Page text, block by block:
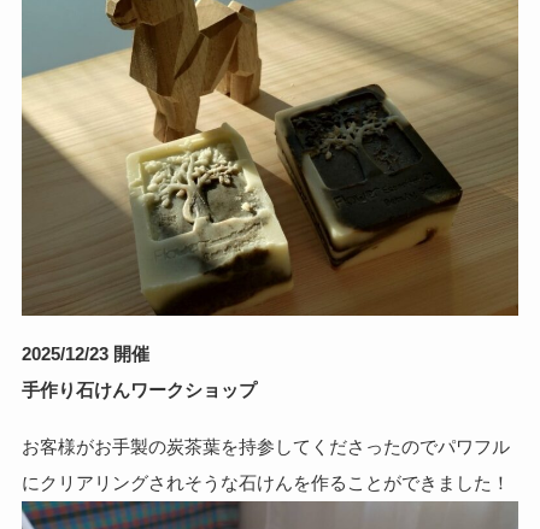
2025/12/23 開催
手作り石けんワークショップ
お客様がお手製の炭茶葉を持参してくださったのでパワフル
にクリアリングされそうな石けんを作ることができました！